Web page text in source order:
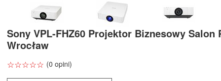
Sony VPL-FHZ60 Projektor Biznesowy Salon
Wrocław
☆☆☆☆☆
★★★★★ (0 opini)